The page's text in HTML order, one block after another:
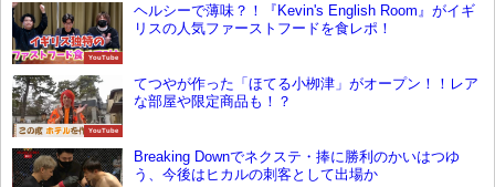
YouTube
ヘルシーで薄味？！『Kevin's English Room』がイギ
リスの人気ファーストフードを食レポ！
YouTube
てつやが作った「ほてる小栁津」がオープン！！レア
な部屋や限定商品も！？
Breaking Downでネクステ・捧に勝利のかいはつゆ
う、今後はヒカルの刺客として出場か